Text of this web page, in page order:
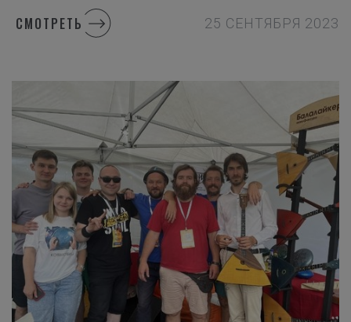
СМОТРЕТЬ 25 СЕНТЯБРЯ 2023